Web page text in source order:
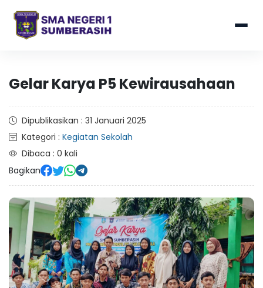
Gelar Karya P5 Kewirausahaan
Dipublikasikan : 31 Januari 2025
Kategori : Kegiatan Sekolah
Dibaca : 0 kali
Bagikan